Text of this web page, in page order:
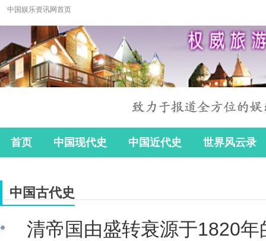
中国娱乐资讯网首页
首页 中国现代史 中国近代史 世界风云录
中国古代史
清帝国由盛转衰源于1820